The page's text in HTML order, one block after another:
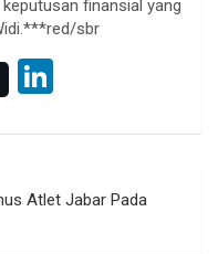
finansial yang
sbr
ke
dI
n
Atlet Jabar Pada